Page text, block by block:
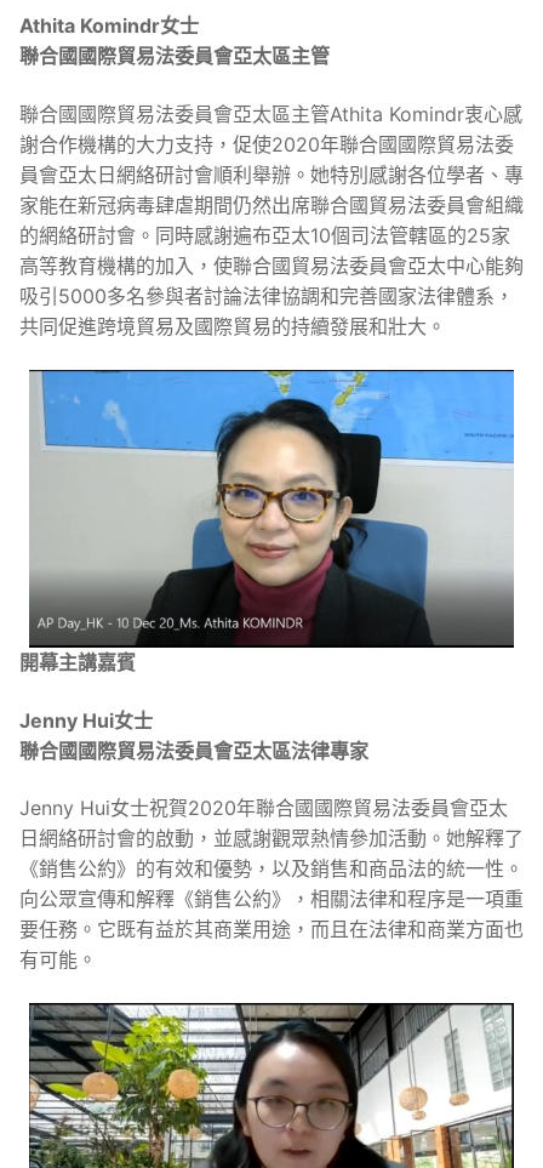
Athita Komindr女士
聯合國國際貿易法委員會亞太區主管
聯合國國際貿易法委員會亞太區主管Athita Komindr衷心感
謝合作機構的大力支持，促使2020年聯合國國際貿易法委
員會亞太日網絡研討會順利舉辦。她特別感謝各位學者、專
家能在新冠病毒肆虐期間仍然出席聯合國貿易法委員會組織
的網絡研討會。同時感謝遍布亞太10個司法管轄區的25家
高等教育機構的加入，使聯合國貿易法委員會亞太中心能夠
吸引5000多名參與者討論法律協調和完善國家法律體系，
共同促進跨境貿易及國際貿易的持續發展和壯大。
開幕主講嘉賓
Jenny Hui女士
聯合國國際貿易法委員會亞太區法律專家
Jenny Hui女士祝賀2020年聯合國國際貿易法委員會亞太
日網絡研討會的啟動，並感謝觀眾熱情參加活動。她解釋了
《銷售公約》的有效和優勢，以及銷售和商品法的統一性。
向公眾宣傳和解釋《銷售公約》，相關法律和程序是一項重
要任務。它既有益於其商業用途，而且在法律和商業方面也
有可能。